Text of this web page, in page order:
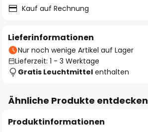
Kauf auf Rechnung
Lieferinformationen
Nur noch wenige Artikel auf Lager
Lieferzeit: 1 - 3 Werktage
Gratis Leuchtmittel enthalten
Ähnliche Produkte entdecken
Produktinformationen